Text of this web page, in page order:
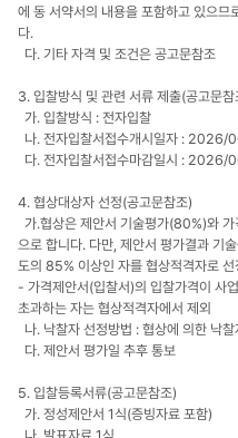
에 동 서약서의 내용을 포함하고 있으므
다.
다. 기타 자격 및 조건은 공고문참조
3. 입찰방식 및 관련 서류 제출(공고문참
가. 입찰방식 : 전자입찰
나. 전자입찰서접수개시일자 :
다. 전자입찰서접수마감일시 :
4. 협상대상자 선정(공고문참조)
가.협상은 제안서 기술평가(80%)와
으로 합니다. 다만, 제안서 평가결과 기
도의 85% 이상인 자를 협상적격자로 선
- 가격제안서(입찰서)의 입찰가격이 사
초과하는 자는 협상적격자에서 제외
나. 낙찰자 선정방법 : 협상에 의한 낙찰
다. 제안서 평가일 추후 통보
5. 입찰등록서류(공고문참조)
가. 정성제안서 1식(증빙자료 포함)